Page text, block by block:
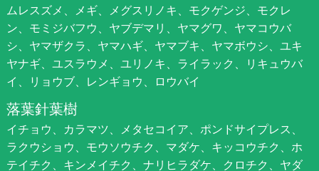
ムレスズメ、メギ、メグスリノキ、モクゲンジ、モクレ
ン、モミジバフウ、ヤブデマリ、ヤマグワ、ヤマコウバ
シ、ヤマザクラ、ヤマハギ、ヤマブキ、ヤマボウシ、ユキ
ヤナギ、ユスラウメ、ユリノキ、ライラック、リキュウバ
イ、リョウブ、レンギョウ、ロウバイ
落葉針葉樹
イチョウ、カラマツ、メタセコイア、ポンドサイプレス、
ラクウショウ、モウソウチク、マダケ、キッコウチク、ホ
テイチク、キンメイチク、ナリヒラダケ、クロチク、ヤダ